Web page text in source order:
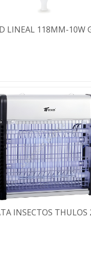
LINEAL 118MM-10W
INSECTOS